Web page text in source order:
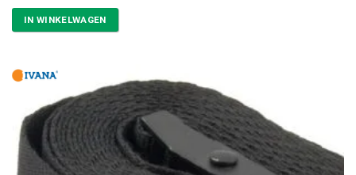
IN WINKELWAGEN